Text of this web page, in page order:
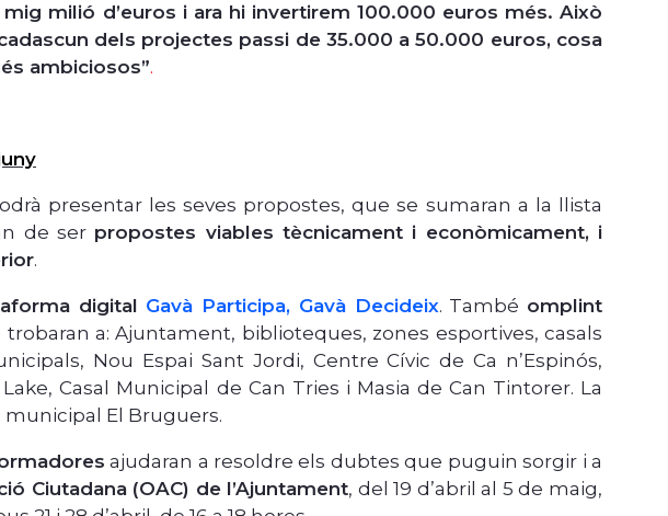
milió d’euros i ara hi invertirem 100.000 euros més. Això
dels projectes passi de 35.000 a 50.000 euros, cosa
ambiciosos”.
presentar les seves propostes, que se sumaran a la llista
de ser propostes viables tècnicament i econòmicament, i
.
digital Gavà Participa, Gavà Decideix. També omplint
trobaran a: Ajuntament, biblioteques, zones esportives, casals
Nou Espai Sant Jordi, Centre Cívic de Ca n’Espinós,
Casal Municipal de Can Tries i Masia de Can Tintorer. La
El Bruguers.
ajudaran a resoldre els dubtes que puguin sorgir i a
Ciutadana (OAC) de l’Ajuntament, del 19 d’abril al 5 de maig,